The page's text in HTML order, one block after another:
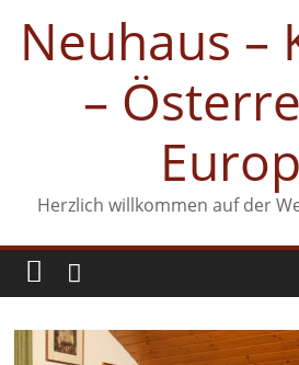
Inhalt
springen
Neuhaus –
–
Herzlich willkommen auf der